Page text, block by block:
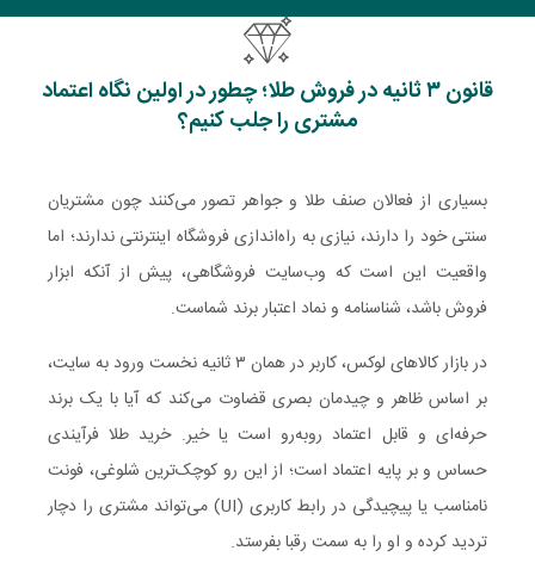
قانون ۳ ثانیه در فروش طلا؛ چطور در اولین نگاه اعتماد
مشتری را جلب کنیم؟
بسیاری از فعالان صنف طلا و جواهر تصور می‌کنند چون مشتریان
سنتی خود را دارند، نیازی به راه‌اندازی فروشگاه اینترنتی ندارند؛ اما
واقعیت این است که وب‌سایت فروشگاهی، پیش از آنکه ابزار
فروش باشد، شناسنامه و نماد اعتبار برند شماست.
در بازار کالاهای لوکس، کاربر در همان ۳ ثانیه نخست ورود به سایت،
بر اساس ظاهر و چیدمان بصری قضاوت می‌کند که آیا با یک برند
حرفه‌ای و قابل اعتماد روبه‌رو است یا خیر. خرید طلا فرآیندی
حساس و بر پایه اعتماد است؛ از این رو کوچک‌ترین شلوغی، فونت
نامناسب یا پیچیدگی در رابط کاربری (UI) می‌تواند مشتری را دچار
تردید کرده و او را به سمت رقبا بفرستد.